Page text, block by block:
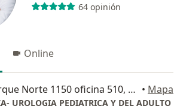
64 opinión
Online
AV. del Parque Norte 1150 oficina 510, San Borja, Lima, Perú, San Borja • Mapa
UROLOGIA PEDIATRICA Y DEL ADULTO